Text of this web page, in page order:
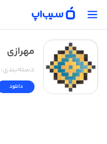
مهرازی
دسته‌بندی:
دانلود